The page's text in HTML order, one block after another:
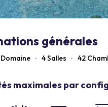
générales
· 4 Salles · 42
maximales par